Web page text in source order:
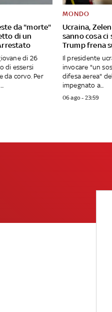
da "morte"
di un
di 26
di essersi
da corvo. Per
Ucraina,
sanno cosa ci
Trump frena
MONDO
Il presidente
invocare "un
difesa aerea"
impegnato a...
06 ago - 23:59